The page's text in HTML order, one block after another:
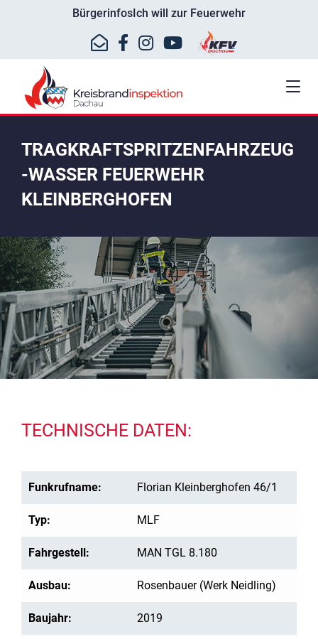
BürgerinfosIch will zur Feuerwehr
TRAGKRAFTSPRITZENFAHRZEUG
-WASSER FEUERWEHR
KLEINBERGHOFEN
TECHNISCHE DATEN:
Funkrufname: Florian Kleinberghofen 46/1
Typ: MLF
Fahrgestell: MAN TGL 8.180
Ausbau: Rosenbauer (Werk Neidling)
Baujahr: 2019